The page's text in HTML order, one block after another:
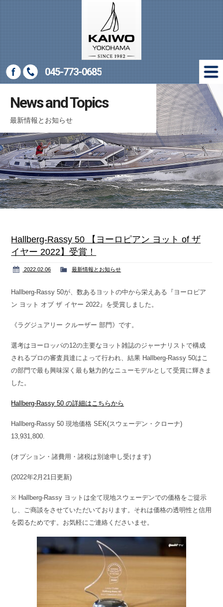
045-773-0685
New Yachts 新艇情報
Used Yachts 中古艇情報
Marine Gear マリン用品販売
Company 会社概要
Access アクセス
News and Topics
最新情報とお知らせ
Hallberg-Rassy 50 【ヨーロピアン ヨット of ザ
イヤー 2022】受賞！
2022.02.06 最新情報とお知らせ
Hallberg-Rassy 50が、数あるヨットの中から栄えある『ヨーロピア
ン ヨット オブ ザ イヤー 2022』を受賞しました。
《ラグジュアリー クルーザー 部門》です。
選考はヨーロッパの12の主要なヨット雑誌のジャーナリストで構成
されるプロの審査員達によって行われ、結果 Hallberg-Rassy 50はこ
の部門で最も興味深く最も魅力的なニューモデルとして受賞に輝きま
した。
Hallberg-Rassy 50 の詳細はこちらから
Hallberg-Rassy 50 現地価格 SEK(スウェーデン・クローナ)
13,931,800.
(オプション・諸費用・諸税は別途申し受けます)
(2022年2月21日更新)
※ Hallberg-Rassy ヨットは全て現地スウェーデンでの価格をご提示
し、ご商談をさせていただいております。それは価格の透明性と信用
を図るためです。お気軽にご連絡くださいませ。